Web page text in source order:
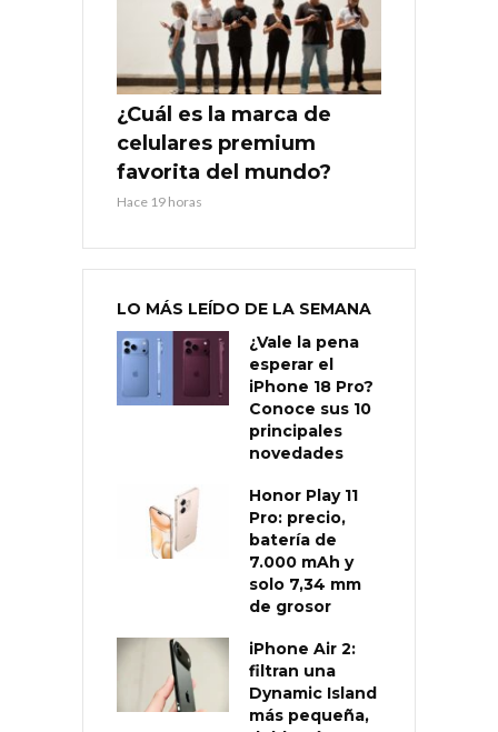
¿Cuál es la marca de
celulares premium
favorita del mundo?
Hace 19 horas
LO MÁS LEÍDO DE LA SEMANA
¿Vale la pena
esperar el
iPhone 18 Pro?
Conoce sus 10
principales
novedades
Honor Play 11
Pro: precio,
batería de
7.000 mAh y
solo 7,34 mm
de grosor
iPhone Air 2:
filtran una
Dynamic Island
más pequeña,